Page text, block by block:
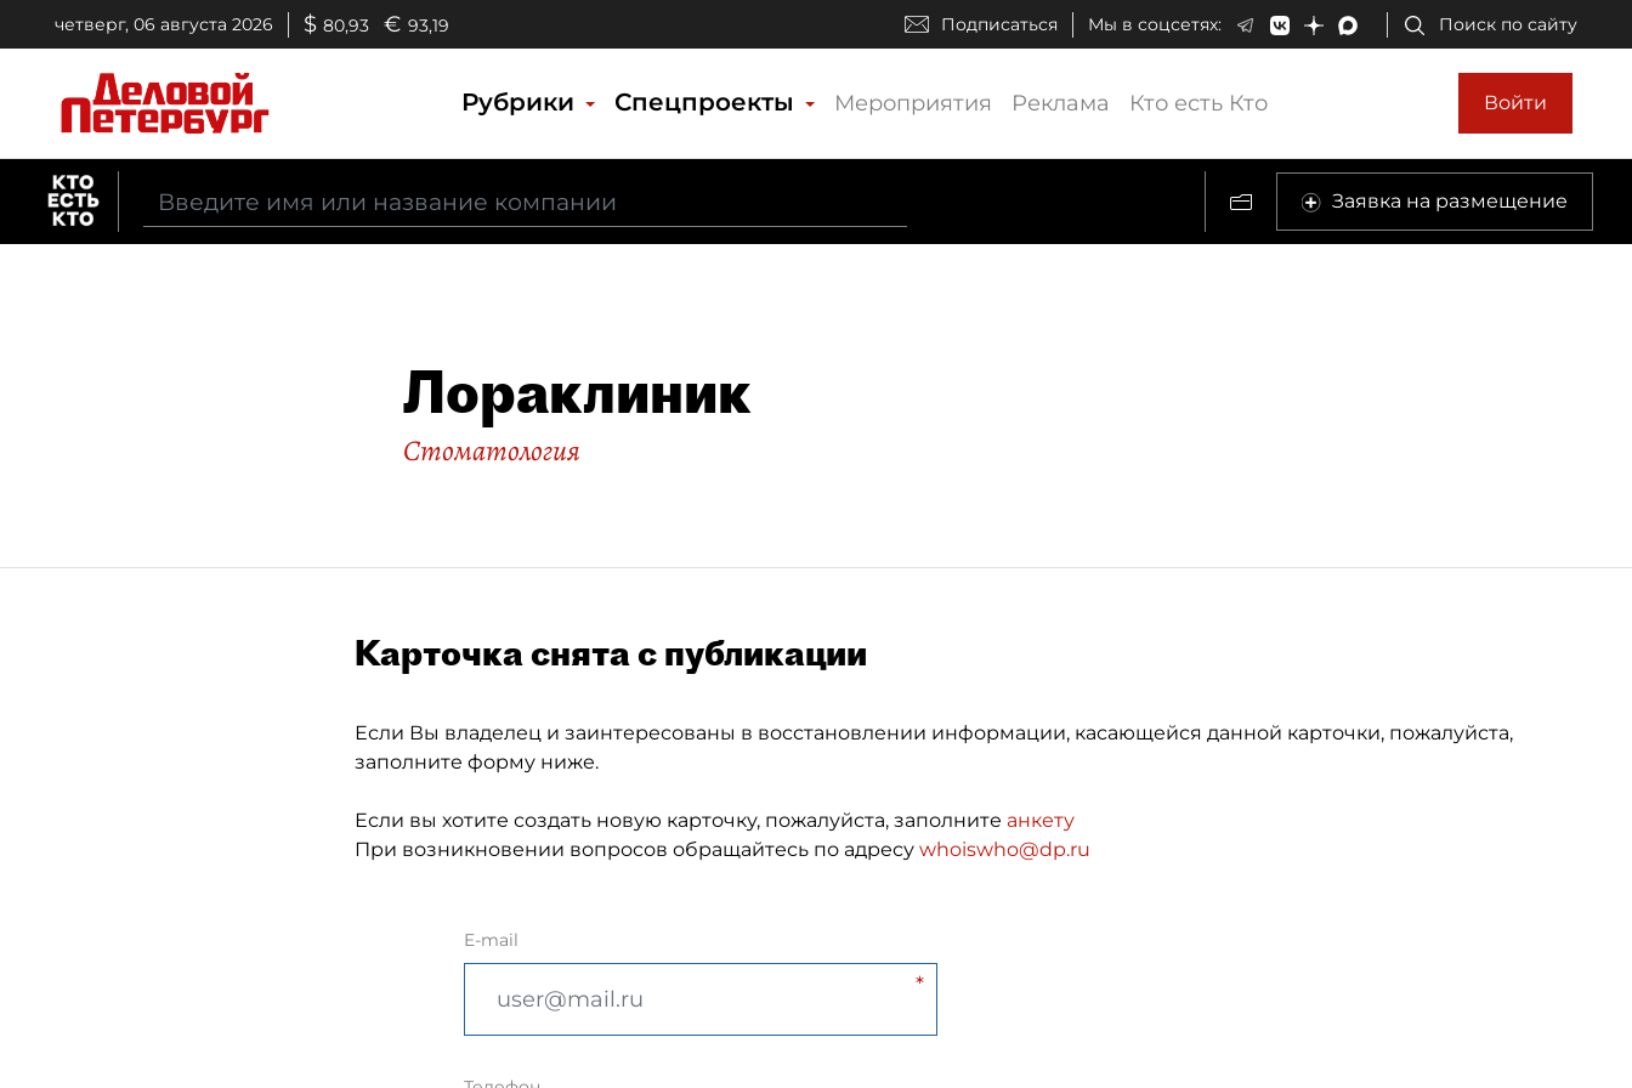
четверг, 06 августа 2026 $ 80,93 € 93,19 Подписаться Мы в соцсетях: Поиск по сайту
Рубрики Спецпроекты Мероприятия Реклама Кто есть Кто Войти
Заявка на размещение
Лораклиник
Стоматология
Карточка снята с публикации
Если Вы владелец и заинтересованы в восстановлении информации, касающейся данной карточки, пожалуйста,
заполните форму ниже.
Если вы хотите создать новую карточку, пожалуйста, заполните анкету
При возникновении вопросов обращайтесь по адресу whoiswho@dp.ru
E-mail